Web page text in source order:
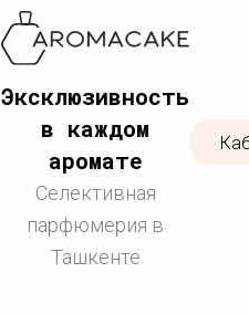
Эксклюзивность
в каждом
аромате
Селективная
парфюмерия в
Ташкенте